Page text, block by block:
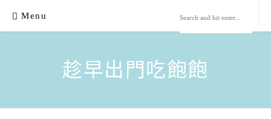
content
Menu
趁早出門吃飽飽